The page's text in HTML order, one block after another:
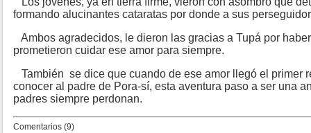
formando alucinantes cataratas por donde a sus
Ambos agradecidos, le dieron las gracias a Tupá por
prometieron cuidar ese amor para siempre.
También se dice que cuando de ese amor llegó el primer
conocer al padre de Pora-sí, esta aventura paso a ser una
padres siempre perdonan.
Comentarios (9)